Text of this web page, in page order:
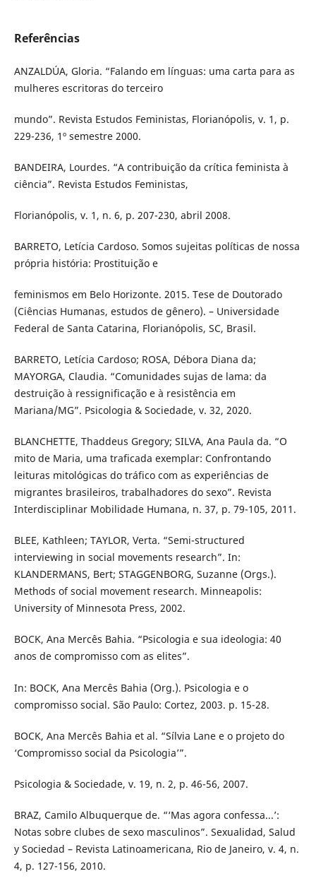
Referências
ANZALDÚA, Gloria. “Falando em línguas: uma carta para as
mulheres escritoras do terceiro
mundo”. Revista Estudos Feministas, Florianópolis, v. 1, p.
229-236, 1º semestre 2000.
BANDEIRA, Lourdes. “A contribuição da crítica feminista à
ciência”. Revista Estudos Feministas,
Florianópolis, v. 1, n. 6, p. 207-230, abril 2008.
BARRETO, Letícia Cardoso. Somos sujeitas políticas de nossa
própria história: Prostituição e
feminismos em Belo Horizonte. 2015. Tese de Doutorado
(Ciências Humanas, estudos de gênero). – Universidade
Federal de Santa Catarina, Florianópolis, SC, Brasil.
BARRETO, Letícia Cardoso; ROSA, Débora Diana da;
MAYORGA, Claudia. “Comunidades sujas de lama: da
destruição à ressignificação e à resistência em
Mariana/MG”. Psicologia & Sociedade, v. 32, 2020.
BLANCHETTE, Thaddeus Gregory; SILVA, Ana Paula da. “O
mito de Maria, uma traficada exemplar: Confrontando
leituras mitológicas do tráfico com as experiências de
migrantes brasileiros, trabalhadores do sexo”. Revista
Interdisciplinar Mobilidade Humana, n. 37, p. 79-105, 2011.
BLEE, Kathleen; TAYLOR, Verta. “Semi-structured
interviewing in social movements research”. In:
KLANDERMANS, Bert; STAGGENBORG, Suzanne (Orgs.).
Methods of social movement research. Minneapolis:
University of Minnesota Press, 2002.
BOCK, Ana Mercês Bahia. “Psicologia e sua ideologia: 40
anos de compromisso com as elites”.
In: BOCK, Ana Mercês Bahia (Org.). Psicologia e o
compromisso social. São Paulo: Cortez, 2003. p. 15-28.
BOCK, Ana Mercês Bahia et al. “Sílvia Lane e o projeto do
‘Compromisso social da Psicologia’”.
Psicologia & Sociedade, v. 19, n. 2, p. 46-56, 2007.
BRAZ, Camilo Albuquerque de. “‘Mas agora confessa...’:
Notas sobre clubes de sexo masculinos”. Sexualidad, Salud
y Sociedad – Revista Latinoamericana, Rio de Janeiro, v. 4, n.
4, p. 127-156, 2010.